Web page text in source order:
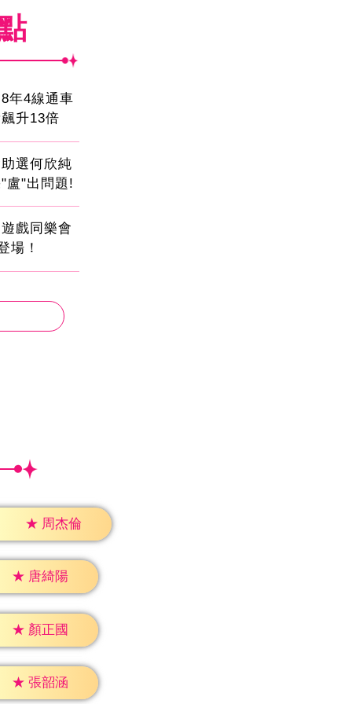
年4線通車
升13倍
選何欣純
盧"出問題!
戲同樂會
場！
★ 周杰倫
★ 唐綺陽
★ 顏正國
★ 張韶涵